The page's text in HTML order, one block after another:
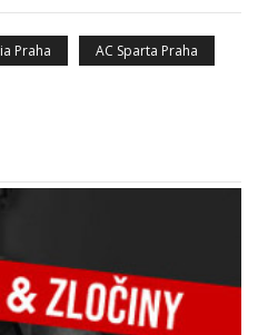
Praha AC Sparta Praha